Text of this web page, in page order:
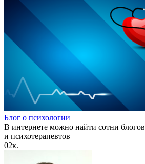
Блог о психологии
В интернете можно найти сотни
и психотерапевтов
02к.